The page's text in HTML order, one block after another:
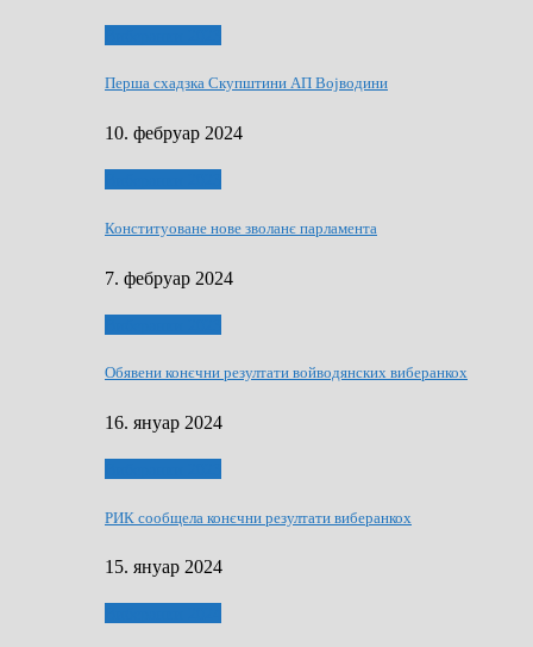
Перша схадзка Скупштини АП Војводини
10. фебруар 2024
Конституоване нове зволанє парламентa
7. фебруар 2024
Обявени конєчни резултати войводянских виберанкох
16. януар 2024
РИК сообщела конєчни резултати виберанкох
15. януар 2024